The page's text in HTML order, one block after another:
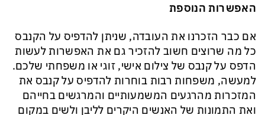
האפשרות הנוספת
אם כבר הזכרנו את העובדה, שניתן להדפיס על הקנבס
כל מה שרוצים חשוב להזכיר גם את האפשרות לעשות
הדפס על קנבס של צילום אישי, זוגי או משפחתי שלכם.
למעשה, משפחות רבות בוחרות להדפיס על קנבס את
המזכרות מהרגעים המשמעותיים והמרגשים בחייהם
ואת התמונות של האנשים היקרים לליבן ולשים במקום